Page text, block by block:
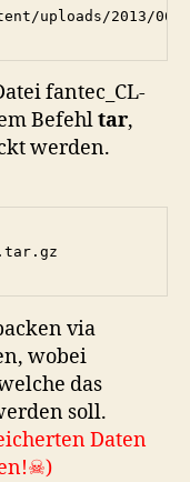
uploads/2013/06/
fantec_CL-
Befehltar,
werden.
via
wobei
das
soll.
Daten